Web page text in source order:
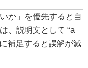
か」を優先すると自
、説明文として “a
補足すると誤解が減